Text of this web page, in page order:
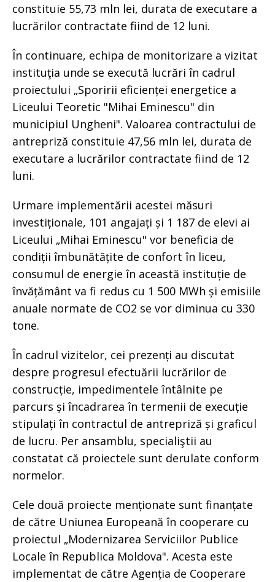
constituie 55,73 mln lei, durata de executare a
lucrărilor contractate fiind de 12 luni.
În continuare, echipa de monitorizare a vizitat
instituţia unde se execută lucrări în cadrul
proiectului „Sporirii eficienței energetice a
Liceului Teoretic "Mihai Eminescu" din
municipiul Ungheni". Valoarea contractului de
antrepriză constituie 47,56 mln lei, durata de
executare a lucrărilor contractate fiind de 12
luni.
Urmare implementării acestei măsuri
investiționale, 101 angajați și 1 187 de elevi ai
Liceului „Mihai Eminescu" vor beneficia de
condiții îmbunătățite de confort în liceu,
consumul de energie în această instituție de
învățământ va fi redus cu 1 500 MWh și emisiile
anuale normate de CO2 se vor diminua cu 330
tone.
În cadrul vizitelor, cei prezenți au discutat
despre progresul efectuării lucrărilor de
construcție, impedimentele întâlnite pe
parcurs și încadrarea în termenii de execuție
stipulați în contractul de antrepriză și graficul
de lucru. Per ansamblu, specialiştii au
constatat că proiectele sunt derulate conform
normelor.
Cele două proiecte menționate sunt finanțate
de către Uniunea Europeană în cooperare cu
proiectul „Modernizarea Serviciilor Publice
Locale în Republica Moldova". Acesta este
implementat de către Agenția de Cooperare